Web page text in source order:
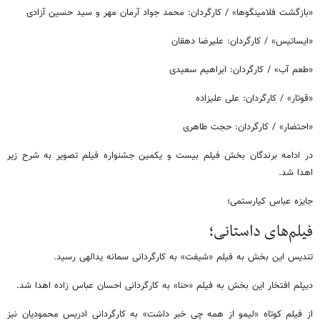
«بازگشت فلامینگوها» / کارگردان: محمد جواد آرمان مهر و سید حسین آزادی
«ایساتیس» / کارگردان: علیرضا دهقان
«طعم آب» / کارگردان: ابراهیم سعیدی
«قوتار» / کارگردان: علی علیزاده
«احتضار» / کارگردان: حجت طاهری
در ادامه برندگان بخش فیلم بیست و یکمین جشنواره فیلم تصویر به شرح زیر
اهدا شد.
جایزه عباس کیارستمی؛
فیلم‌های داستانی؛
تندیس این بخش به فیلم «شیفت» به کارگردانی سمانه یدالهی رسید.
دیپلم افتخار این بخش به فیلم «حنا» به کارگردانی احسان عباس زاده اهدا شد.
از فیلم کوتاه «لیمو از همه چی خبر داشت» به کارگردانی ادریس محمودیان نیز